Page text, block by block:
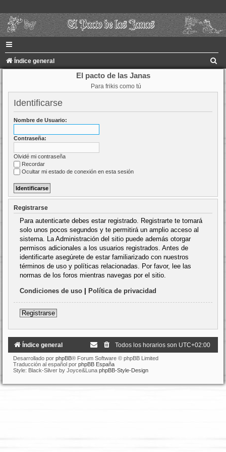
Índice general
El pacto de las Janas
Para frikis como tú
Identificarse
Nombre de Usuario:
Contraseña:
Olvidé mi contraseña
Recordar
Ocultar mi estado de conexión en esta sesión
Registrarse
Para autenticarte debes estar registrado. Registrarte te tomará
solo unos pocos segundos y te permitirá un amplio acceso al
sistema. La Administración del sitio puede además otorgar
permisos adicionales a los usuarios registrados. Antes de
identificarte asegúrete de estar familiarizado con nuestros
términos de uso y políticas relacionadas. Por favor, lee las
normas de los foros mientras navegas por el sitio.
Condiciones de uso Política de privacidad
Registrarse
Índice general Todos los horarios son UTC+02:00
Desarrollado por phpBB® Forum Software © phpBB Limited
Traducción al español por phpBB España
Style: Black-Silver by Joyce&Luna phpBB-Style-Design